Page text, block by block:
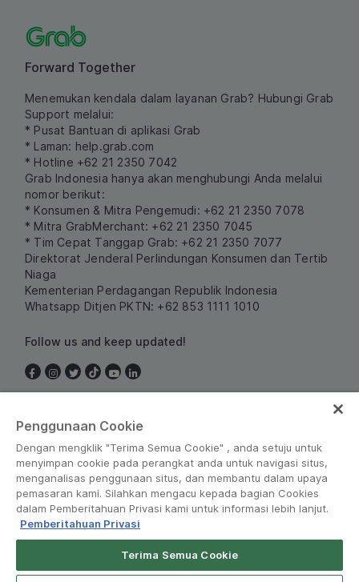
Forward Together
Menemukan kendala dalam layanan Grab? Hubungi Grab
Support melalui:
* Pusat Bantuan di aplikasi Grab
* Laman: help.grab.com
* Hotline +62 21 2350 7042
Grab Indonesia hanya akan menghubungi Anda melalui
nomor berikut:
* Konsumen & Mitra Pengemudi: +62 21 2350 7078
* Mitra GrabMerchant: +62 21 2350 7045
* Tim Cepat Tanggap Grab: +62 21 2350 7077
Direktorat Jenderal Perlindungan Konsumen dan Tertib
Niaga
Kementerian Perdagangan Republik Indonesia
Whatsapp Ditjen PKTN: +62 853 1111 1010
Follow us and keep updated!
© Grab 2010 - 2026
Penggunaan Cookie
Dengan mengklik "Terima Semua Cookie" , anda setuju untuk
menyimpan cookie pada perangkat anda untuk navigasi situs,
menganalisas penggunaan situs, dan membantu dalam upaya
pemasaran kami. Silahkan mengacu kepada bagian Cookies
dalam Pemberitahuan Privasi kami untuk informasi lebih lanjut.
Pemberitahuan Privasi
Terima Semua Cookie